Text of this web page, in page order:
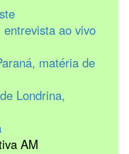
ao vivo
matéria de
Londrina,
AM